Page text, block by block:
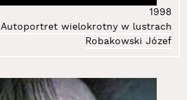
1998
Autoportret wielokrotny w lustrach
Robakowski Józef